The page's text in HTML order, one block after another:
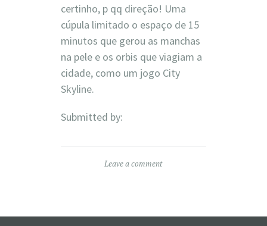
certinho, p qq direção! Uma
cúpula limitado o espaço de 15
minutos que gerou as manchas
na pele e os orbis que viagiam a
cidade, como um jogo City
Skyline.
Submitted by:
Leave a comment